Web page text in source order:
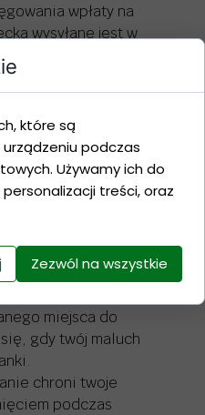
wpłaty na
wysyłane jest w
montażu łóżka
kanale YouTube
to klasyczne
się do pokoju
szufladę, w
pościele i inne
miejsca do
gdy twój maluch
chroni twoje
podczas
które są
podczas
Używamy ich do
treści, oraz
Zezwól na wszystkie